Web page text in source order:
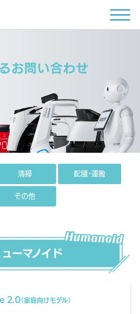
清掃 配膳・運搬
その他
2.0（家庭向けモデル）